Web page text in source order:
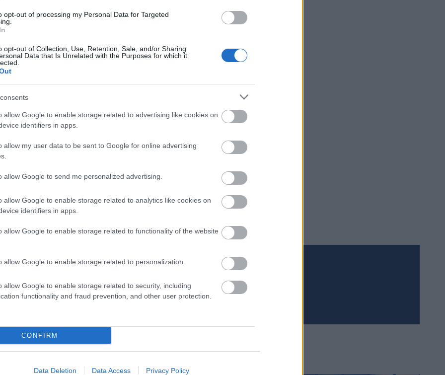
opt-out of processing my Personal Data for Targeted
opt-out of Collection, Use, Retention, Sale, and/or Sharing
Data that Is Unrelated with the Purposes for which it
allow Google to enable storage related to advertising like cookies on
identifiers in apps.
allow my user data to be sent to Google for online advertising
allow Google to send me personalized advertising.
allow Google to enable storage related to analytics like cookies on
identifiers in apps.
allow Google to enable storage related to functionality of the website
allow Google to enable storage related to personalization.
allow Google to enable storage related to security, including
functionality and fraud prevention, and other user protection.
CONFIRM
Data Deletion Data Access Privacy Policy
10:38
Meld deg på